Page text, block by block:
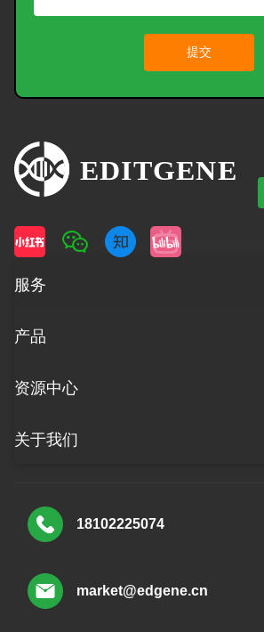
提交
服务
产品
资源中心
关于我们
18102225074
market@edgene.cn